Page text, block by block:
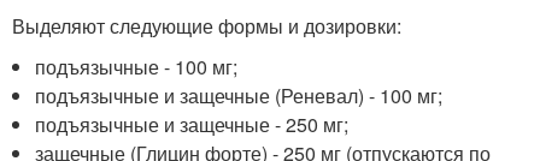
Выделяют следующие формы и дозировки:
подъязычные - 100 мг;
подъязычные и защечные (Реневал) - 100 мг;
подъязычные и защечные - 250 мг;
защечные (Глицин форте) - 250 мг (отпускаются по